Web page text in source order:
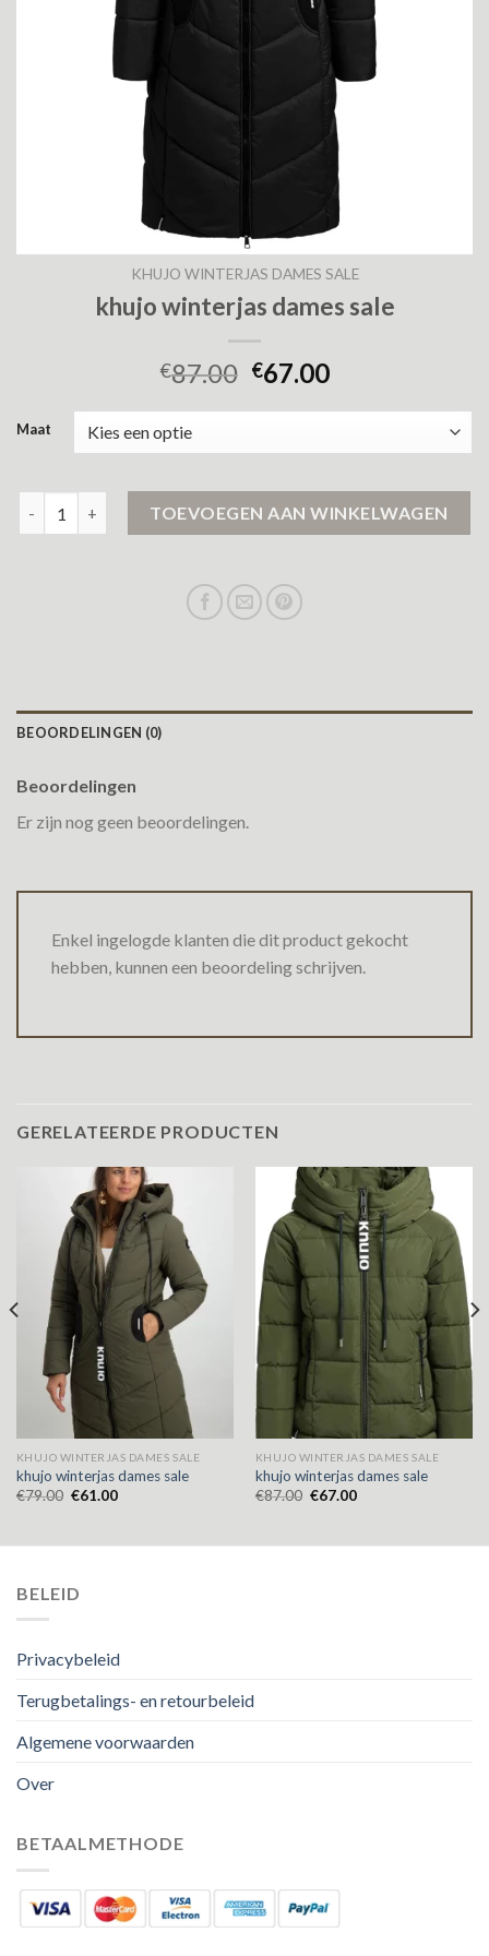
KHUJO WINTERJAS DAMES SALE
khujo winterjas dames sale
€87.00 €67.00
Maat
TOEVOEGEN AAN WINKELWAGEN
BEOORDELINGEN (0)
Beoordelingen
Er zijn nog geen beoordelingen.
Enkel ingelogde klanten die dit product gekocht
hebben, kunnen een beoordeling schrijven.
GERELATEERDE PRODUCTEN
KHUJO WINTERJAS DAMES SALE
khujo winterjas dames sale
€79.00 €61.00
KHUJO WINTERJAS DAMES SALE
khujo winterjas dames sale
€87.00 €67.00
BELEID
Privacybeleid
Terugbetalings- en retourbeleid
Algemene voorwaarden
Over
BETAALMETHODE